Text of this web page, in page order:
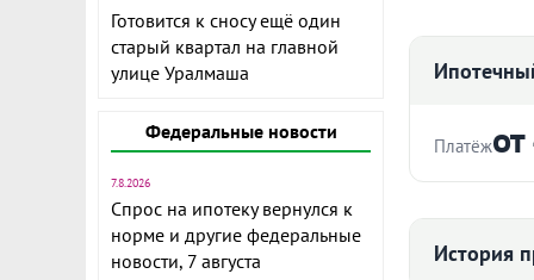
Готовится к сносу ещё один
старый квартал на главной
улице Уралмаша
Федеральные новости
7.8.2026
Спрос на ипотеку вернулся к
норме и другие федеральные
новости, 7 августа
квартира.
за чужой
Платёж
История